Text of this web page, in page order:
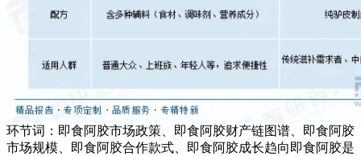
环节词：即食阿胶市场政策、即食阿胶财产链图谱、即食阿胶
市场规模、即食阿胶合作款式、即食阿胶成长趋向即食阿胶是